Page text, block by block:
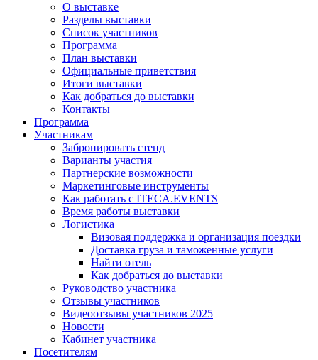
О выставке
Разделы выставки
Список участников
Программа
План выставки
Официальные приветствия
Итоги выставки
Как добраться до выставки
Контакты
Программа
Участникам
Забронировать стенд
Варианты участия
Партнерские возможности
Маркетинговые инструменты
Как работать с ITECA.EVENTS
Время работы выставки
Логистика
Визовая поддержка и организация поездки
Доставка груза и таможенные услуги
Найти отель
Как добраться до выставки
Руководство участника
Отзывы участников
Видеоотзывы участников 2025
Новости
Кабинет участника
Посетителям